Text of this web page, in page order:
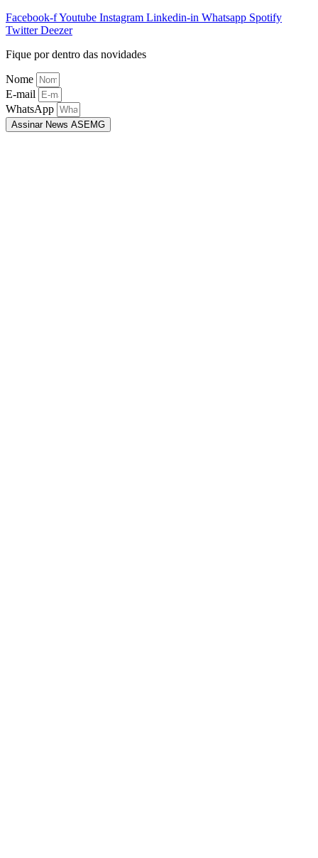
Facebook-fYoutube Instagram Linkedin-in Whatsapp Spotify
Twitter Deezer
Fique por dentro das novidades
Nome
E-mail
WhatsApp
Assinar News ASEMG